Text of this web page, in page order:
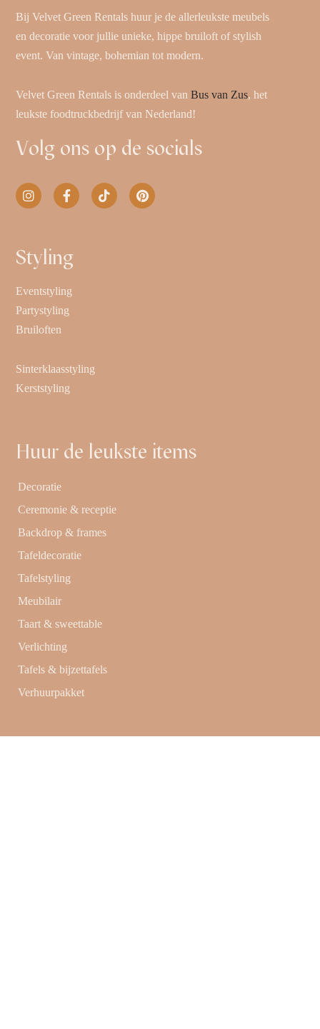
Bij Velvet Green Rentals huur je de allerleukste meubels
en decoratie voor jullie unieke, hippe bruiloft of stylish
event. Van vintage, bohemian tot modern.
Velvet Green Rentals is onderdeel vanBus van Zus, het
leukste foodtruckbedrijf van Nederland!
Volg ons op de socials
Styling
Eventstyling
Partystyling
Bruiloften
Sinterklaasstyling
Kerststyling
Huur de leukste items
Decoratie
Ceremonie & receptie
Backdrop & frames
Tafeldecoratie
Tafelstyling
Meubilair
Taart & sweettable
Verlichting
Tafels & bijzettafels
Verhuurpakket